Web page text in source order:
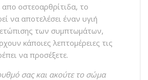
οστεοαρθρίτιδα, το
να αποτελέσει έναν υγιή
των συμπτωμάτων,
κάποιες λεπτομέρειες τις
να προσέξετε.
σας και ακούτε το σώμα